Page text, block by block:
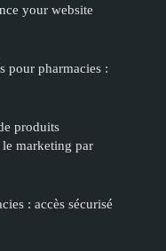
your website
pour pharmacies :
produits
marketing par
: accès sécurisé